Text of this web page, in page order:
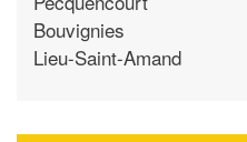
Bouvignies
Lieu-Saint-Amand